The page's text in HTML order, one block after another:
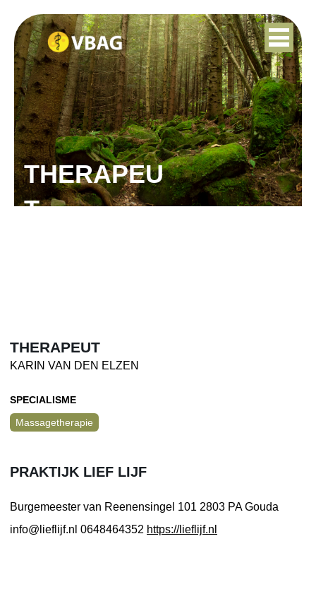
THERAPEU
T
THERAPEUT
KARIN VAN DEN ELZEN
SPECIALISME
Massagetherapie
PRAKTIJK LIEF LIJF
Burgemeester van Reenensingel 101 2803 PA Gouda
info@lieflijf.nl 0648464352 https://lieflijf.nl